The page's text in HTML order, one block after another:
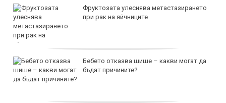
Фруктозата улеснява метастазирането
при рак на яйчниците
Бебето отказва шише – какви могат да
бъдат причините?